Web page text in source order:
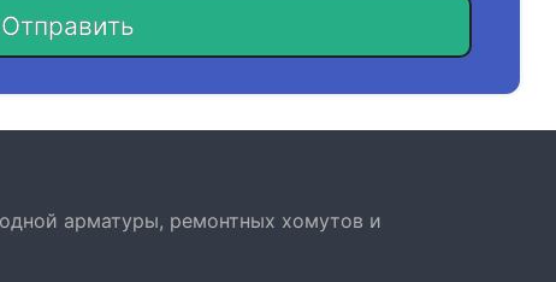
Отправить
арматуры, ремонтных хомутов и